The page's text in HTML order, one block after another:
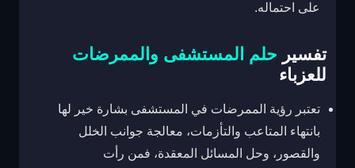
على احتماله.
تفسير حلم المستشفى والممرضات
للعزباء
تعتبر رؤية الممرضات في المستشفى بشارة خير لها
بانتهاء المتاعب والتأزمات، معالجة جوانب الخلل
والقصور، وحل المسائل المعقدة، فمن رأت